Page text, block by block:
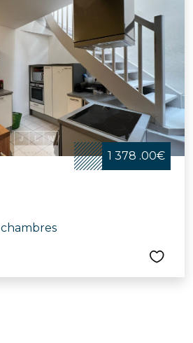
1 378 .00€